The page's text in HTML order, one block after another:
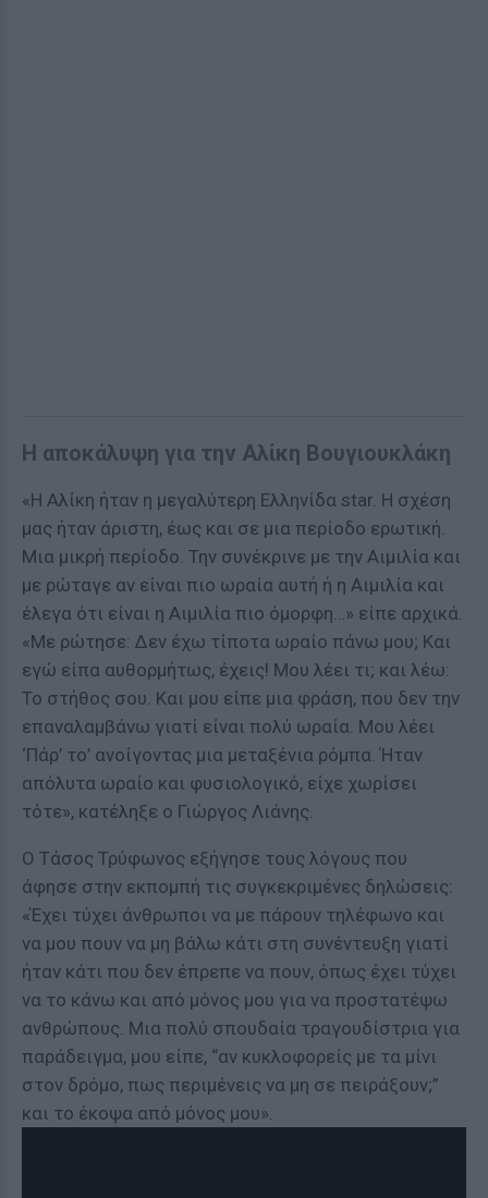
Η αποκάλυψη για την Αλίκη Βουγιουκλάκη
«Η Αλίκη ήταν η μεγαλύτερη Ελληνίδα star. Η σχέση
μας ήταν άριστη, έως και σε μια περίοδο ερωτική.
Μια μικρή περίοδο. Την συνέκρινε με την Αιμιλία και
με ρώταγε αν είναι πιο ωραία αυτή ή η Αιμιλία και
έλεγα ότι είναι η Αιμιλία πιο όμορφη…» είπε αρχικά.
«Με ρώτησε: Δεν έχω τίποτα ωραίο πάνω μου; Και
εγώ είπα αυθορμήτως, έχεις! Μου λέει τι; και λέω:
Το στήθος σου. Και μου είπε μια φράση, που δεν την
επαναλαμβάνω γιατί είναι πολύ ωραία. Μου λέει
‘Πάρ’ το’ ανοίγοντας μια μεταξένια ρόμπα. Ήταν
απόλυτα ωραίο και φυσιολογικό, είχε χωρίσει
τότε», κατέληξε ο Γιώργος Λιάνης.
Ο Τάσος Τρύφωνος εξήγησε τους λόγους που
άφησε στην εκπομπή τις συγκεκριμένες δηλώσεις:
«Έχει τύχει άνθρωποι να με πάρουν τηλέφωνο και
να μου πουν να μη βάλω κάτι στη συνέντευξη γιατί
ήταν κάτι που δεν έπρεπε να πουν, όπως έχει τύχει
να το κάνω και από μόνος μου για να προστατέψω
ανθρώπους. Μια πολύ σπουδαία τραγουδίστρια για
παράδειγμα, μου είπε, “αν κυκλοφορείς με τα μίνι
στον δρόμο, πως περιμένεις να μη σε πειράξουν;”
και το έκοψα από μόνος μου».